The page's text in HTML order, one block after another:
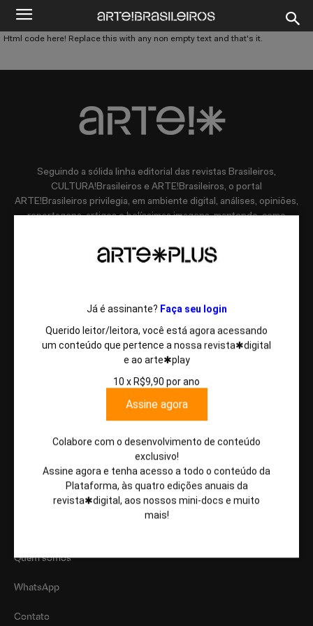
Html code here! Replace this with any non empty text and that's it.
Já é assinante? Faça seu login
Querido leitor/leitora, você está agora acessando
um conteúdo que pertence a nossa revista✱digital
e ao arte✱play
10 x R$9,90 por ano
Assine agora
Colabore com o desenvolvimento de conteúdo
exclusivo!
Assine agora e tenha acesso a todo o conteúdo da
Plataforma, às quatro edições anuais da
revista✱digital, aos nossos mini-docs e muito
mais!
Seguindo a sólida linha editorial das revistas Brasileiros,
CULTURA!Brasileiros e ARTE!Brasileiros, o portal
ARTE!Brasileiros privilegia, em ambiente digital, análises, opiniões,
reportagens, artigos e belíssimas imagens, mantendo, como
vídeos. Você terá acesso a entrevistas com especialistas em arte
contemporânea, comportamento, educação, literatura, filosofia,
Newsletter
Cadastre-se na nossa newsletter
Quem somos
WhatsApp
Contato